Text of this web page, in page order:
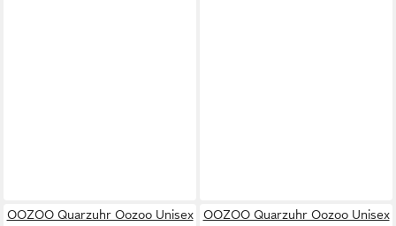
OOZOO Quarzuhr Oozoo Unisex
OOZOO Quarzuhr Oozoo Unisex